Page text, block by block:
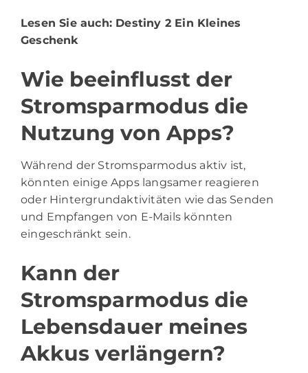
Lesen Sie auch: Destiny 2 Ein Kleines
Geschenk
Wie beeinflusst der
Stromsparmodus die
Nutzung von Apps?
Während der Stromsparmodus aktiv ist,
könnten einige Apps langsamer reagieren
oder Hintergrundaktivitäten wie das Senden
und Empfangen von E-Mails könnten
eingeschränkt sein.
Kann der
Stromsparmodus die
Lebensdauer meines
Akkus verlängern?